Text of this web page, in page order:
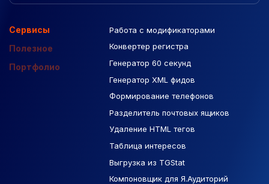
Сервисы
Полезное
Портфолио
Работа с модификаторами
Конвертер регистра
Генератор 60 секунд
Генератор XML фидов
Формирование телефонов
Разделитель почтовых ящиков
Удаление HTML тегов
Таблица интересов
Выгрузка из TGStat
Компоновщик для Я.Аудиторий
Подборка сайтов
Макеты Figma
База Яндекс Карты
РСЯ площадки
Созданные сайты
Контекстная реклама